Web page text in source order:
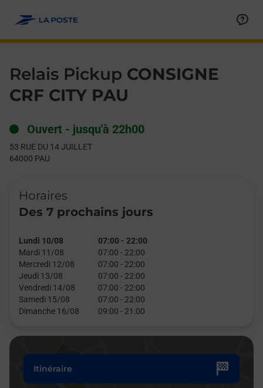
Relais Pickup CONSIGNE
CRF CITY PAU
Ouvert - jusqu'à 22h00
53 RUE DU 14 JUILLET
64000 PAU
Horaires
Des 7 prochains jours
Lundi 10/08 07:00 - 22:00
Mardi 11/08
07:00 - 22:00
Mercredi 12/08
07:00 - 22:00
Jeudi 13/08
07:00 - 22:00
Vendredi 14/08
07:00 - 22:00
Samedi 15/08
07:00 - 22:00
Dimanche 16/08
09:00 - 21:00
Itinéraire